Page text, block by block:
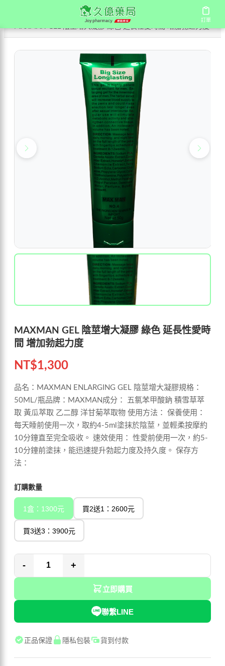
訂單
訂單
陰莖增大系列 /
MAXMAN GEL 陰莖增大凝膠 綠色 延長性愛時間 增加勃起力度
MAXMAN GEL 陰莖增大凝膠 綠色 延長性愛時
間 增加勃起力度
NT$1,300
品名：MAXMAN ENLARGING GEL 陰莖增大凝膠規格：
50ML/瓶品牌：MAXMAN成分： 五氯苯甲酸鈉 積雪草萃
取 黃瓜萃取 乙二醇 洋甘菊萃取物 使用方法： 保養使用：
每天睡前使用一次，取約4-5ml塗抹於陰莖，並輕柔按摩約
10分鐘直至完全吸收。 速效使用： 性愛前使用一次，約5-
10分鐘前塗抹，能迅速提升勃起力度及持久度。 保存方
法：
訂購數量
1盒：1300元 買2送1：2600元
買3送3：3900元
- +
立即購買
聯繫LINE
正品保證 隱私包裝 貨到付款